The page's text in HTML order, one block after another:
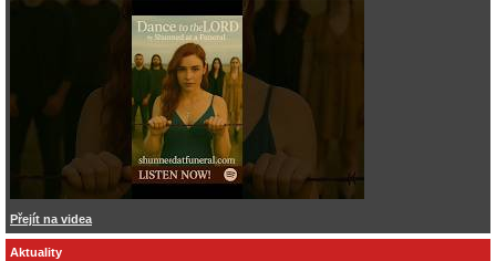
Přejít na videa
Aktuality